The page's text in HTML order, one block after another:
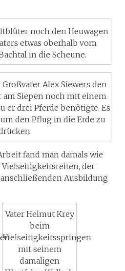
noch den Heuwagen
etwas oberhalb vom
in die Scheune.
Alex Siewers den
am Siepen noch mit einem
er drei Pferde benötigte. Es
den Pflug in die Erde zu
fand man damals wie
Vielseitigkeitsreiten, der
Ausbildung
Vater Helmut Krey
beim
Vielseitigkeitsspringen
mit seinem
damaligen